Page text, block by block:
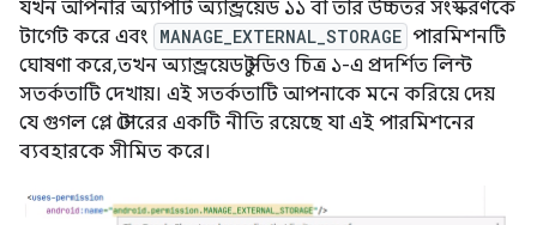
যখন আপনার অ্যাপটি অ্যান্ড্রয়েড ১১ বা তার উচ্চতর সংস্করণকে
টার্গেট করে এবং MANAGE_EXTERNAL_STORAGE পারমিশনটি
ঘোষণা করে, তখন অ্যান্ড্রয়েড স্টুডিও চিত্র ১-এ প্রদর্শিত লিন্ট
সতর্কতাটি দেখায়। এই সতর্কতাটি আপনাকে মনে করিয়ে দেয়
যে গুগল প্লে স্টোরের একটি নীতি রয়েছে যা এই পারমিশনের
ব্যবহারকে সীমিত করে।